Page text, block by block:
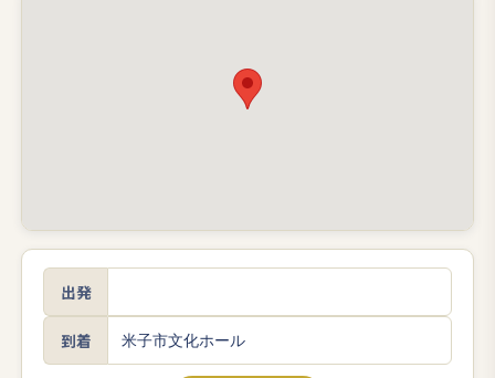
出発
到着